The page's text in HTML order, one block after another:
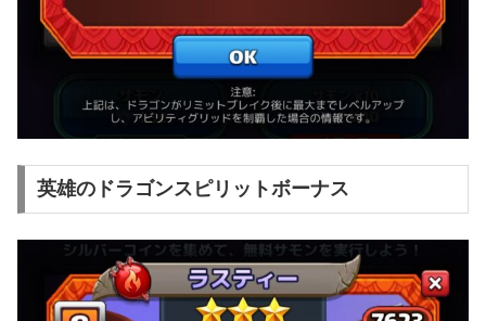
英雄のドラゴンスピリットボーナス